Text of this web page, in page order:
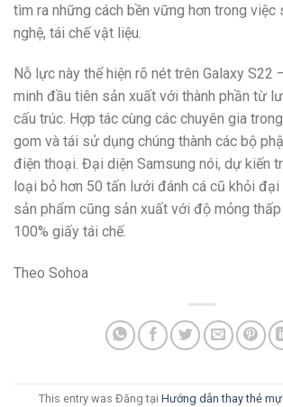
tìm ra những cách bền vững hơn trong việc
nghệ, tái chế vật liệu.
Nỗ lực này thể hiện rõ nét trên Galaxy S22
minh đầu tiên sản xuất với thành phần từ
cấu trúc. Hợp tác cùng các chuyên gia
gom và tái sử dụng chúng thành các bộ
điện thoại. Đại diện Samsung nói, dự kiến
loại bỏ hơn 50 tấn lưới đánh cá cũ khỏi
sản phẩm cũng sản xuất với độ mỏng
100% giấy tái chế.
Theo Sohoa
This entry was Đăng tại Hướng dẫn thay thẻ